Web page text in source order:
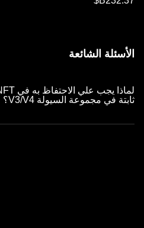
الأسئلة الشائعة
ثابتة في مجموعة السيولة V3/V4؟